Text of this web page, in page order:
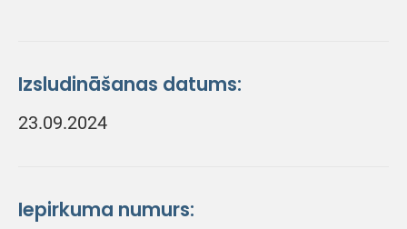
Izsludināšanas datums:
23.09.2024
Iepirkuma numurs: